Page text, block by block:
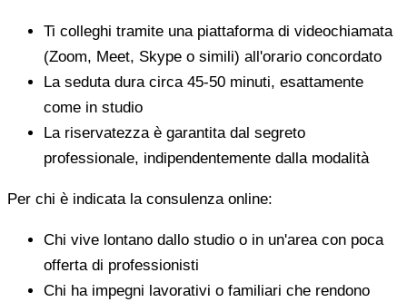
Ti colleghi tramite una piattaforma di videochiamata
(Zoom, Meet, Skype o simili) all'orario concordato
La seduta dura circa 45-50 minuti, esattamente
come in studio
La riservatezza è garantita dal segreto
professionale, indipendentemente dalla modalità
Per chi è indicata la consulenza online:
Chi vive lontano dallo studio o in un'area con poca
offerta di professionisti
Chi ha impegni lavorativi o familiari che rendono